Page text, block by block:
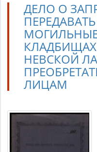
ДЕЛО О
НЕВСКОЙ
ЛИЦАМ